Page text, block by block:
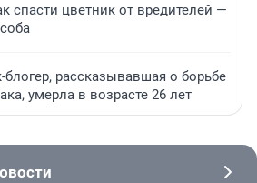
спасти цветник от вредителей —
блогер, рассказывавшая о борьбе
умерла в возрасте 26 лет